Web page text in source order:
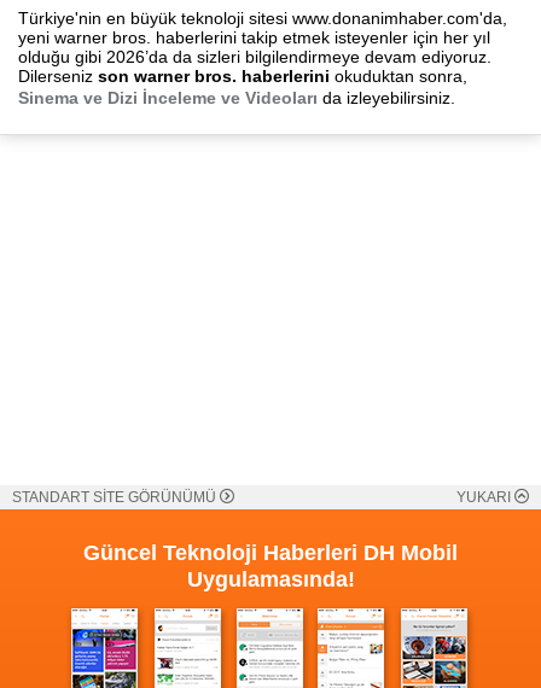
Türkiye'nin en büyük teknoloji sitesi www.donanimhaber.com'da,
yeni warner bros. haberlerini takip etmek isteyenler için her yıl
olduğu gibi 2026’da da sizleri bilgilendirmeye devam ediyoruz.
Dilerseniz son warner bros. haberlerini okuduktan sonra,
Sinema ve Dizi İnceleme ve Videoları da izleyebilirsiniz.
STANDART SİTE GÖRÜNÜMÜ YUKARI
Güncel Teknoloji Haberleri DH Mobil
Uygulamasında!